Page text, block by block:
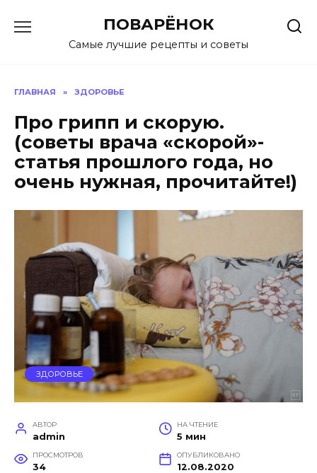
содержанию
ПОВАРЁНОК
Самые лучшие рецепты и советы
ГЛАВНАЯ » ЗДОРОВЬЕ
Про грипп и скорую.
(советы врача «скорой»-
статья прошлого года, но
очень нужная, прочитайте!)
ЗДОРОВЬЕ
АВТОР
admin
НА ЧТЕНИЕ
5 мин
ПРОСМОТРОВ
34
ОПУБЛИКОВАНО
12.08.2020